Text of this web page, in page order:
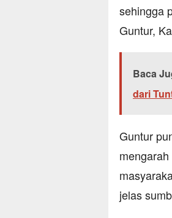
sehingga
Guntur,
Baca
dari
Guntur
jelas